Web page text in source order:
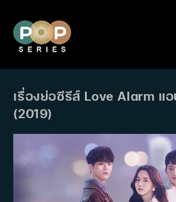
content
เรื่องย่อซีรีส์ Love Alarm แ
(2019)